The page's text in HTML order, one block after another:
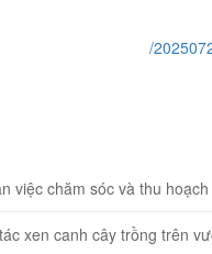
/
việc chăm sóc và thu
xen canh cây trồng trên